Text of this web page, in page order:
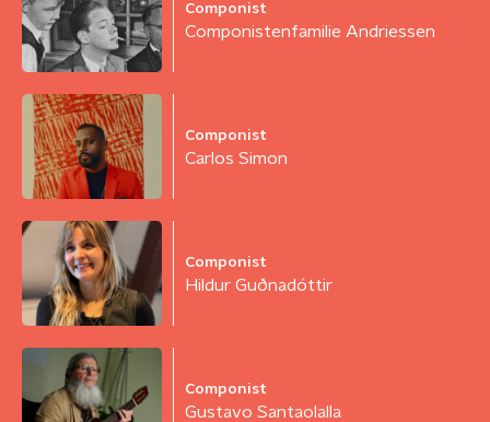
Componist
Componistenfamilie Andriessen
Componist
Carlos Simon
Componist
Hildur Guðnadóttir
Componist
Gustavo Santaolalla